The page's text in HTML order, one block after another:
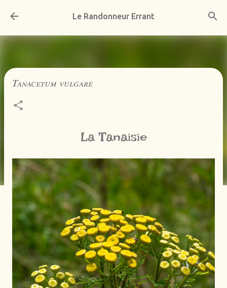
Accéder au contenu principal
Le Randonneur Errant
Tanacetum vulgare
La Tanaisie